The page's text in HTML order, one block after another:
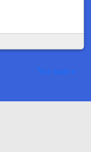
Ver mais